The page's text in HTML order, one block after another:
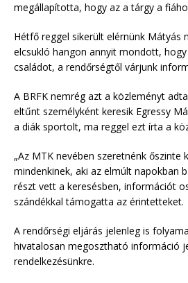
megállapította, hogy az a tárgy a
Hétfő reggel sikerült elérnünk Mátyás
elcsukló hangon annyit mondott,
családot, a rendőrségtől várjunk
A BRFK nemrég azt a közleményt
eltűnt személyként keresik Egressy
a diák sportolt, ma reggel ezt írta a
„Az MTK nevében szeretnénk őszinte
mindenkinek, aki az elmúlt napokban
részt vett a keresésben, információt
szándékkal támogatta az érintetteket.
A rendőrségi eljárás jelenleg is
hivatalosan megosztható információ
rendelkezésünkre.